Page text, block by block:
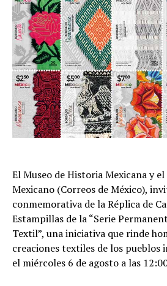
El Museo de Historia Mexicana y
Mexicano (Correos de México),
conmemorativa de la Réplica de
Estampillas de la “Serie
Textil”, una iniciativa que rinde
creaciones textiles de los pueblos
el miércoles 6 de agosto a las